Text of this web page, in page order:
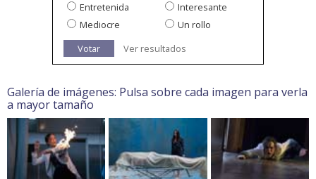
Entretenida
Interesante
Mediocre
Un rollo
Votar
Ver resultados
Galería de imágenes: Pulsa sobre cada imagen para verla
a mayor tamaño